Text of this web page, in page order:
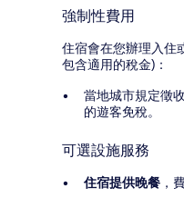
強制性費用
住宿會在您辦理入住
包含適用的稅金)：
當地城市規定徵
的遊客免稅。
可選設施服務
住宿提供晚餐 ，